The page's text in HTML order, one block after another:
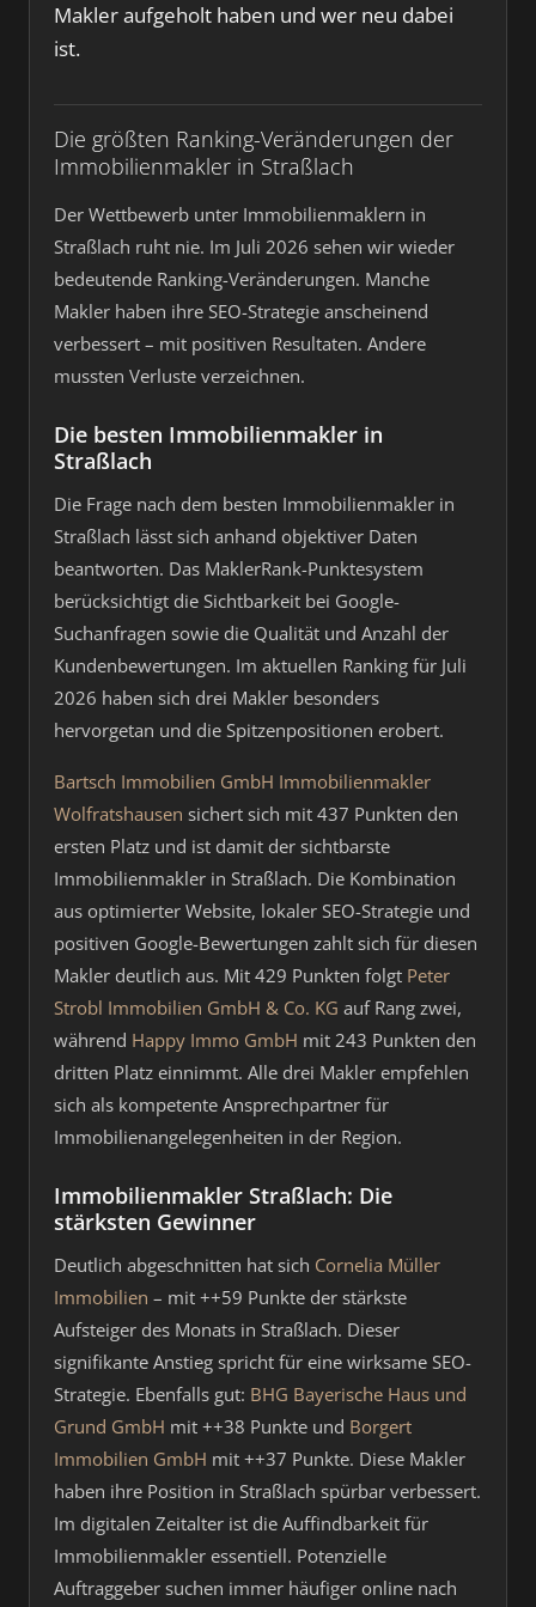
Makler aufgeholt haben und wer neu dabei
ist.
Die größten Ranking-Veränderungen der
Immobilienmakler in Straßlach
Der Wettbewerb unter Immobilienmaklern in
Straßlach ruht nie. Im Juli 2026 sehen wir wieder
bedeutende Ranking-Veränderungen. Manche
Makler haben ihre SEO-Strategie anscheinend
verbessert – mit positiven Resultaten. Andere
mussten Verluste verzeichnen.
Die besten Immobilienmakler in
Straßlach
Die Frage nach dem besten Immobilienmakler in
Straßlach lässt sich anhand objektiver Daten
beantworten. Das MaklerRank-Punktesystem
berücksichtigt die Sichtbarkeit bei Google-
Suchanfragen sowie die Qualität und Anzahl der
Kundenbewertungen. Im aktuellen Ranking für Juli
2026 haben sich drei Makler besonders
hervorgetan und die Spitzenpositionen erobert.
Bartsch Immobilien GmbH Immobilienmakler
Wolfratshausen sichert sich mit 437 Punkten den
ersten Platz und ist damit der sichtbarste
Immobilienmakler in Straßlach. Die Kombination
aus optimierter Website, lokaler SEO-Strategie und
positiven Google-Bewertungen zahlt sich für diesen
Makler deutlich aus. Mit 429 Punkten folgt Peter
Strobl Immobilien GmbH & Co. KG auf Rang zwei,
während Happy Immo GmbH mit 243 Punkten den
dritten Platz einnimmt. Alle drei Makler empfehlen
sich als kompetente Ansprechpartner für
Immobilienangelegenheiten in der Region.
Immobilienmakler Straßlach: Die
stärksten Gewinner
Deutlich abgeschnitten hat sich Cornelia Müller
Immobilien – mit ++59 Punkte der stärkste
Aufsteiger des Monats in Straßlach. Dieser
signifikante Anstieg spricht für eine wirksame SEO-
Strategie. Ebenfalls gut: BHG Bayerische Haus und
Grund GmbH mit ++38 Punkte und Borgert
Immobilien GmbH mit ++37 Punkte. Diese Makler
haben ihre Position in Straßlach spürbar verbessert.
Im digitalen Zeitalter ist die Auffindbarkeit für
Immobilienmakler essentiell. Potenzielle
Auftraggeber suchen immer häufiger online nach